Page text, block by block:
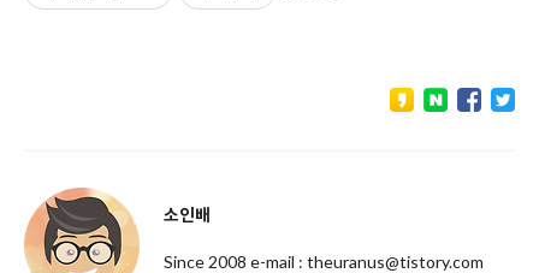
소인배
Since 2008 e-mail : theuranus@tistory.com